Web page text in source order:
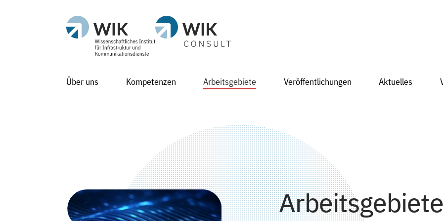
Über uns Kompetenzen Arbeitsgebiete Veröffentlichungen Aktuelles
Arbeitsgebiete